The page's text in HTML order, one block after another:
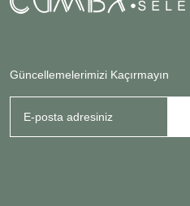
Güncellemelerimizi Kaçırmayın